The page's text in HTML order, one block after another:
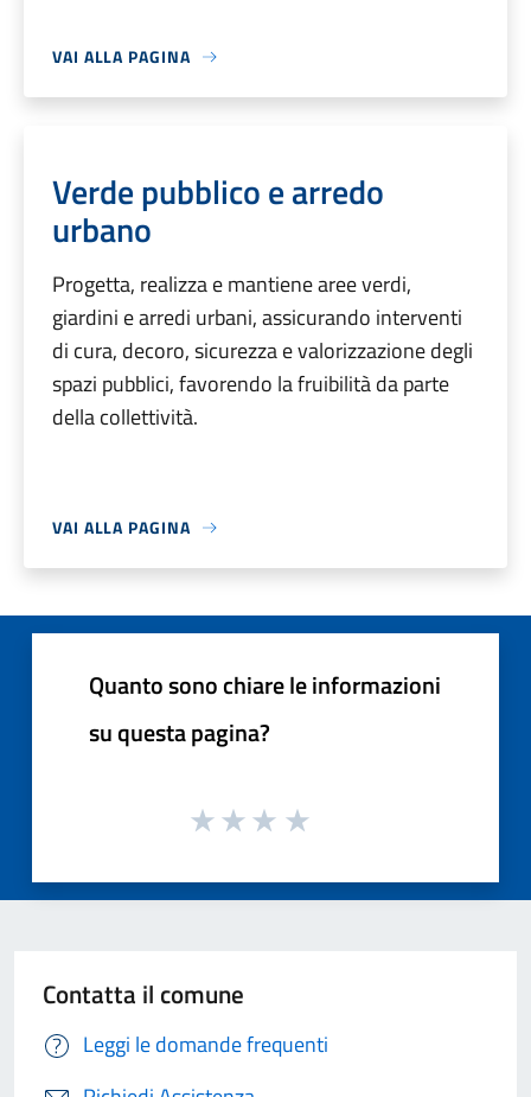
VAI ALLA PAGINA
Verde pubblico e arredo
urbano
Progetta, realizza e mantiene aree verdi,
giardini e arredi urbani, assicurando interventi
di cura, decoro, sicurezza e valorizzazione degli
spazi pubblici, favorendo la fruibilità da parte
della collettività.
VAI ALLA PAGINA
Quanto sono chiare le informazioni
su questa pagina?
Contatta il comune
Leggi le domande frequenti